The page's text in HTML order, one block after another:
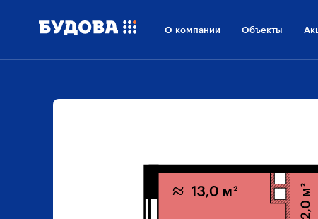
О компании Объекты